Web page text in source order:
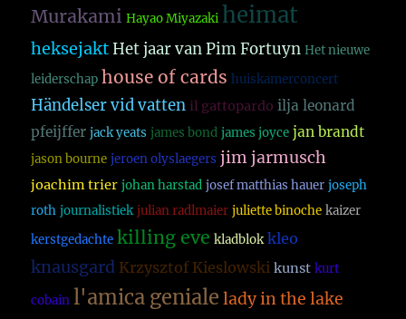
Murakami Hayao Miyazaki heimat
heksejakt Het jaar van Pim Fortuyn Het nieuwe
leiderschap house of cards huiskamerconcert
Händelser vid vatten il gattopardo ilja leonard
pfeijffer jack yeats james bond james joyce jan brandt
jason bourne jeroen olyslaegers jim jarmusch
joachim trier johan harstad josef matthias hauer joseph
roth journalistiek julian radlmaier juliette binoche kaizer
kerstgedachte killing eve kladblok kleo
knausgard Krzysztof Kieslowski kunst kurt
cobain l'amica geniale lady in the lake